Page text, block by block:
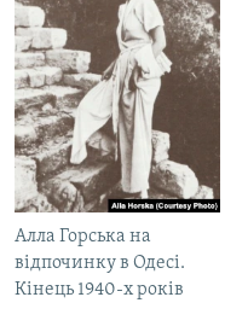
Алла Горська на
відпочинку в Одесі.
Кінець 1940-х років